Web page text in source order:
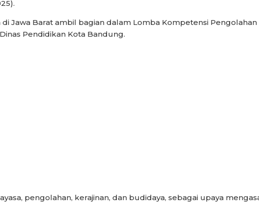
Jawa Barat ambil bagian dalam Lomba Kompetensi
Pendidikan Kota Bandung.
pengolahan, kerajinan, dan budidaya, sebagai upaya